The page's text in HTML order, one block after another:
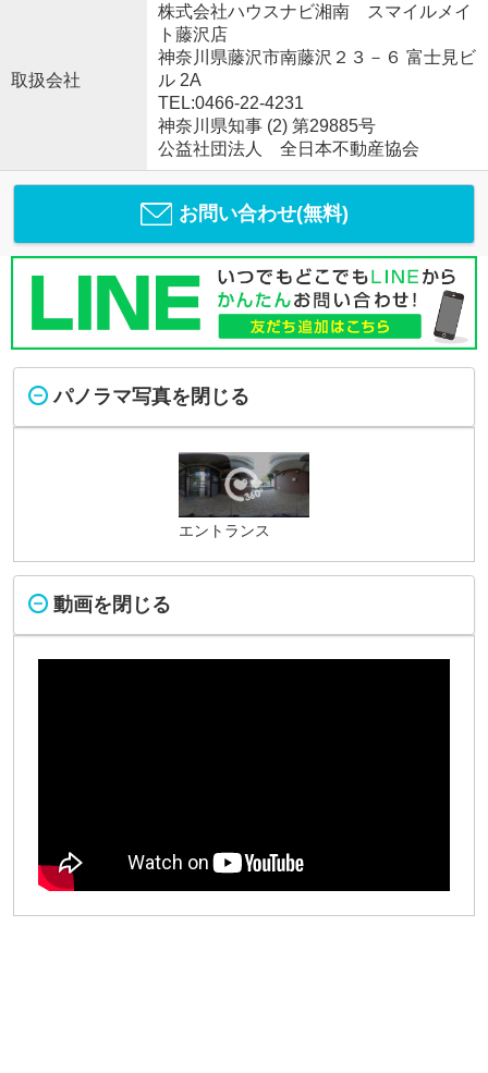
取扱会社
株式会社ハウスナビ湘南 スマイルメイ
ト藤沢店
神奈川県藤沢市南藤沢２３－６ 富士見ビ
ル 2A
TEL:0466-22-4231
神奈川県知事 (2) 第29885号
公益社団法人 全日本不動産協会
お問い合わせ(無料)
パノラマ写真を閉じる
エントランス
動画を閉じる